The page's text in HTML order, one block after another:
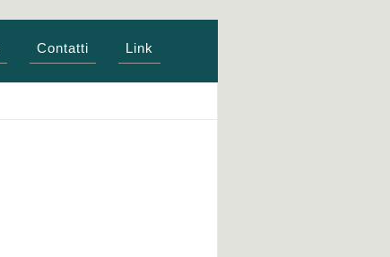
Contatti Link